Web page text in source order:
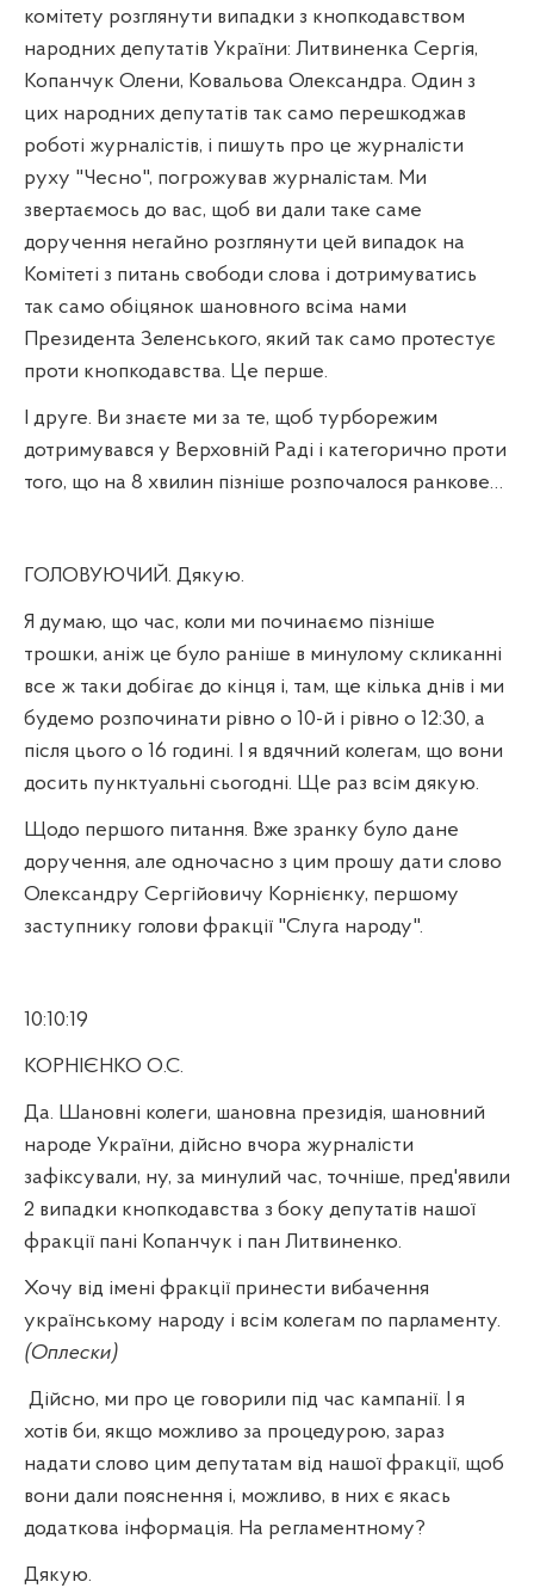
комітету розглянути випадки з кнопкодавством
народних депутатів України: Литвиненка Сергія,
Копанчук Олени, Ковальова Олександра. Один з
цих народних депутатів так само перешкоджав
роботі журналістів, і пишуть про це журналісти
руху "Чесно", погрожував журналістам. Ми
звертаємось до вас, щоб ви дали таке саме
доручення негайно розглянути цей випадок на
Комітеті з питань свободи слова і дотримуватись
так само обіцянок шановного всіма нами
Президента Зеленського, який так само протестує
проти кнопкодавства. Це перше.
І друге. Ви знаєте ми за те, щоб турборежим
дотримувався у Верховній Раді і категорично проти
того, що на 8 хвилин пізніше розпочалося ранкове…
ГОЛОВУЮЧИЙ. Дякую.
Я думаю, що час, коли ми починаємо пізніше
трошки, аніж це було раніше в минулому скликанні
все ж таки добігає до кінця і, там, ще кілька днів і ми
будемо розпочинати рівно о 10-й і рівно о 12:30, а
після цього о 16 годині. І я вдячний колегам, що вони
досить пунктуальні сьогодні. Ще раз всім дякую.
Щодо першого питання. Вже зранку було дане
доручення, але одночасно з цим прошу дати слово
Олександру Сергійовичу Корнієнку, першому
заступнику голови фракції "Слуга народу".
10:10:19
КОРНІЄНКО О.С.
Да. Шановні колеги, шановна президія, шановний
народе України, дійсно вчора журналісти
зафіксували, ну, за минулий час, точніше, пред'явили
2 випадки кнопкодавства з боку депутатів нашої
фракції пані Копанчук і пан Литвиненко.
Хочу від імені фракції принести вибачення
українському народу і всім колегам по парламенту.
(Оплески)
Дійсно, ми про це говорили під час кампанії. І я
хотів би, якщо можливо за процедурою, зараз
надати слово цим депутатам від нашої фракції, щоб
вони дали пояснення і, можливо, в них є якась
додаткова інформація. На регламентному?
Дякую.